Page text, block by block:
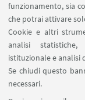
funzionamento, sia
che potrai attivare
Cookie e altri
analisi statistiche,
istituzionale e analisi
Se chiudi questo
necessari.
businesses to
competence
Two interim
the future of
learning and
and the